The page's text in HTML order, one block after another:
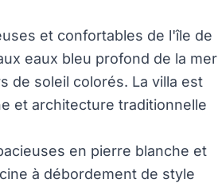
et confortables de l'île de
eaux bleu profond de la mer
de soleil colorés. La villa est
et architecture traditionnelle
en pierre blanche et
à débordement de style